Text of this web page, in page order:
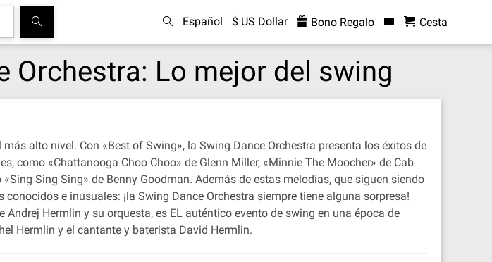
Español $ US Dollar Bono Regalo Cesta
Orchestra: Lo mejor del swing
alto nivel. Con «Best of Swing», la Swing Dance Orchestra presenta los éxitos de
como «Chattanooga Choo Choo» de Glenn Miller, «Minnie The Moocher» de Cab
Sing Sing» de Benny Goodman. Además de estas melodías, que siguen siendo
e inusuales: ¡la Swing Dance Orchestra siempre tiene alguna sorpresa!
Hermlin y su orquesta, es EL auténtico evento de swing en una época de
Hermlin y el cantante y baterista David Hermlin.